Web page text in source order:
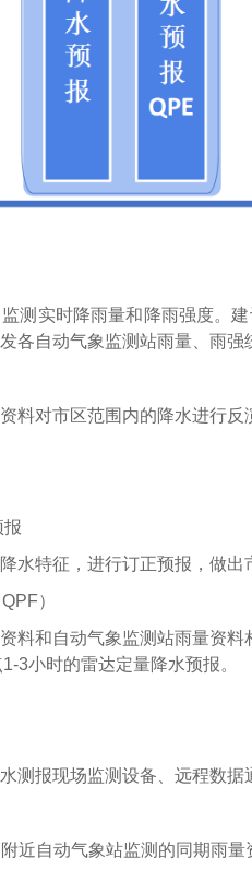
测实时降雨量和降雨强度。
各自动气象监测站雨量、雨强
料对市区范围内的降水进行反
报
水特征，进行订正预报，做
）
料和自动气象监测站雨量资
3小时的雷达定量降水预报。
测报现场监测设备、远程数据
近自动气象站监测的同期雨